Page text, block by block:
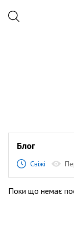
Блог
Свіжі
Поки що немає